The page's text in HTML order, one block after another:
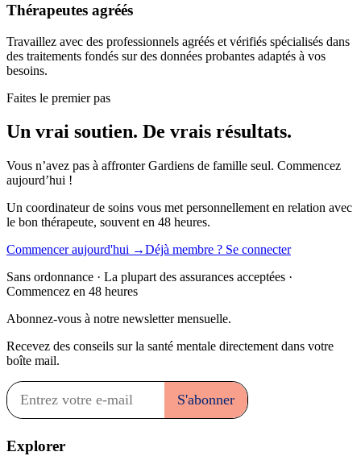
Thérapeutes agréés
Travaillez avec des professionnels agréés et vérifiés spécialisés dans
des traitements fondés sur des données probantes adaptés à vos
besoins.
Faites le premier pas
Un vrai soutien. De vrais résultats.
Vous n’avez pas à affronter Gardiens de famille seul. Commencez
aujourd’hui !
Un coordinateur de soins vous met personnellement en relation avec
le bon thérapeute, souvent en 48 heures.
Commencer aujourd'hui →Déjà membre ? Se connecter
Sans ordonnance · La plupart des assurances acceptées ·
Commencez en 48 heures
Abonnez-vous à notre newsletter mensuelle.
Recevez des conseils sur la santé mentale directement dans votre
boîte mail.
Explorer